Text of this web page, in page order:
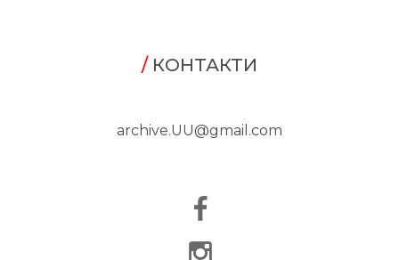
/КОНТАКТИ
archive.UU@gmail.com